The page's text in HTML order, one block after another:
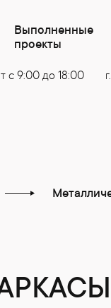
Выполненные
проекты
с 9:00 до 18:00